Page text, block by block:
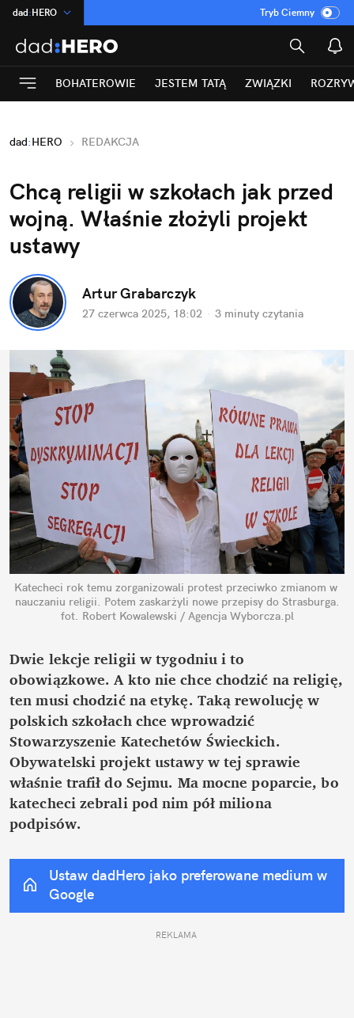
dad:HERO
:Temat
INN:Poland
ASZ:dziennik
Rozrywka
Tryb Ciemny
BOHATEROWIE JESTEM TATĄ ZWIĄZKI
dad:HERO REDAKCJA
Chcą religii w szkołach jak przed
wojną. Właśnie złożyli projekt
ustawy
Artur Grabarczyk
27 czerwca 2025, 18:02 · 3 minuty czytania
Katecheci rok temu zorganizowali protest przeciwko zmianom w
nauczaniu religii. Potem zaskarżyli nowe przepisy do Strasburga.
fot. Robert Kowalewski / Agencja Wyborcza.pl
Dwie lekcje religii w tygodniu i to
obowiązkowe. A kto nie chce chodzić na religię,
ten musi chodzić na etykę. Taką rewolucję w
polskich szkołach chce wprowadzić
Stowarzyszenie Katechetów Świeckich.
Obywatelski projekt ustawy w tej sprawie
właśnie trafił do Sejmu. Ma mocne poparcie, bo
katecheci zebrali pod nim pół miliona
podpisów.
Ustaw dadHero jako preferowane medium w
Google
REKLAMA